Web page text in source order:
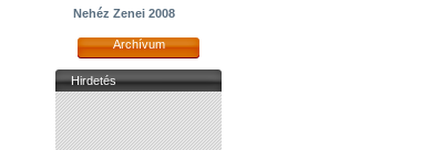
Nehéz Zenei 2008
Archívum
Hirdetés